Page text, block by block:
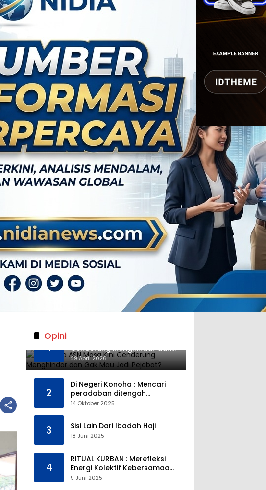
Opini
1
Cenderung Menghindar dan
Gak Mau Jadi Pejabat?
29 April 2026
2
Di Negeri Konoha : Mencari
peradaban ditengah
kekosongan pendidikan
14 Oktober 2025
3 Sisi Lain Dari Ibadah Haji
18 Juni 2025
4
RITUAL KURBAN : Merefleksi
Energi Kolektif Kebersamaan
dan Mengeliminasi Sifat
9 Juni 2025